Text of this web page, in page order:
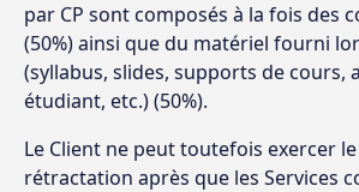
par CP sont composés à la fois des
(50%) ainsi que du matériel fourni
(syllabus, slides, supports de cours,
étudiant, etc.) (50%).
Le Client ne peut toutefois exercer
rétractation après que les Services